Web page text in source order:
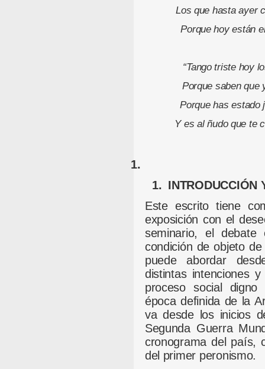
Los que hasta ayer
Porque hoy están
“Tango triste hoy
Porque saben que
Porque has estado
Y es al ñudo que te
1.
1. INTRODUCCIÓN
Este escrito tiene
exposición con el
seminario, el
condición de objeto
puede abordar
distintas intenciones
proceso social
época definida de la
va desde los inicios
Segunda Guerra
cronograma del país,
del primer peronismo.